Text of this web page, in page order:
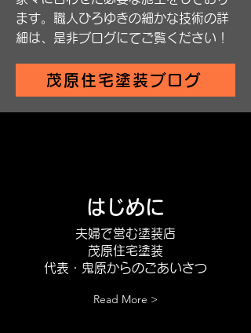
ます。職人ひろゆきの細かな技術の詳
細は、是非ブログにてご覧ください！
茂原住宅塗装ブログ
はじめに
​夫婦で営む塗装店
茂原住宅塗装
代表・鬼原からのごあいさつ
Read More >